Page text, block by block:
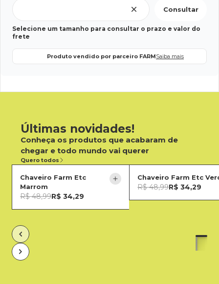
Consultar
Selecione um tamanho para consultar o prazo e valor do
frete
Produto vendido por parceiro FARMSaiba mais
Últimas novidades!
Conheça os produtos que acabaram de
chegar e todo mundo vai querer
Quero todos
Chaveiro Farm Etc
Marrom
R$ 48,99R$ 34,29
Chaveiro Farm Etc
R$ 48,99R$ 34,29